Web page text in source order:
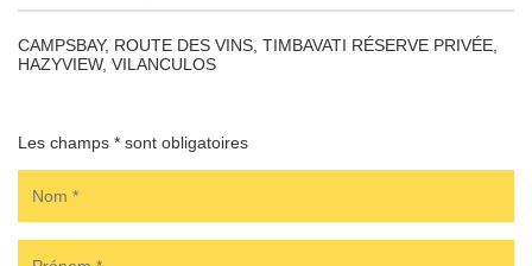
CAMPSBAY, ROUTE DES VINS, TIMBAVATI RÉSERVE PRIVÉE,
HAZYVIEW, VILANCULOS
Les champs * sont obligatoires